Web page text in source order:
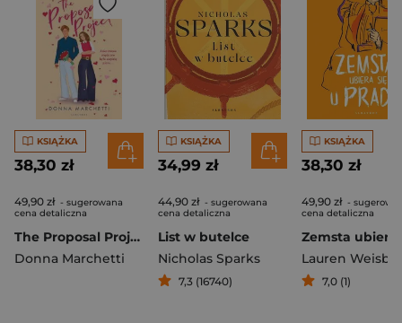
KSIĄŻKA
38,30 zł
49,90 zł - sugerowana
cena detaliczna
The Proposal Project. Projekt “Oświadczyny"
Donna Marchetti
KSIĄŻKA
34,99 zł
44,90 zł - sugerowana
cena detaliczna
List w butelce
Nicholas Sparks
7,3 (16740)
KSIĄŻKA
38,30 zł
49,90 zł -
cena detaliczna
Lauren
7,0 (1)